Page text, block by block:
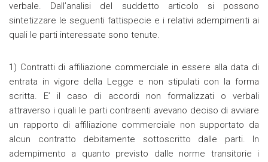
verbale. Dall’analisi del suddetto articolo si possono
sintetizzare le seguenti fattispecie e i relativi adempimenti ai
quali le parti interessate sono tenute.
1) Contratti di affiliazione commerciale in essere alla data di
entrata in vigore della Legge e non stipulati con la forma
scritta. E’ il caso di accordi non formalizzati o verbali
attraverso i quali le parti contraenti avevano deciso di avviare
un rapporto di affiliazione commerciale non supportato da
alcun contratto debitamente sottoscritto dalle parti. In
adempimento a quanto previsto dalle norme transitorie i